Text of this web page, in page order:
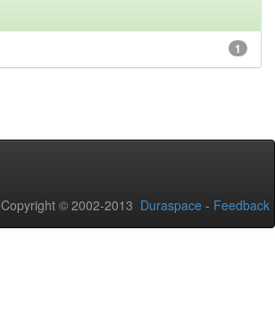
1
Copyright © 2002-2013 Duraspace - Feedback